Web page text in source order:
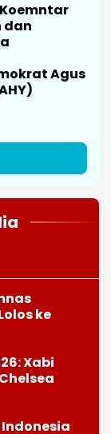
Koemntar
dan
Agus
ke
Xabi